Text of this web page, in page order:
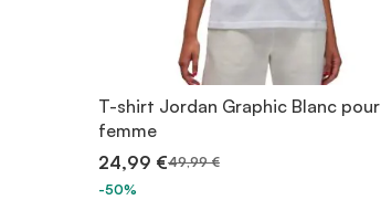
T-shirt Jordan Graphic Blanc pour
femme
24,99 €49,99 €
-50%